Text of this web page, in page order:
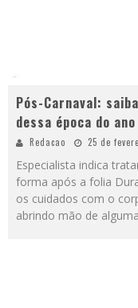
Pós-Carnaval:
dessa época do ano
Redacao 25 de
Especialista indica
forma após a folia
os cuidados com o
abrindo mão de